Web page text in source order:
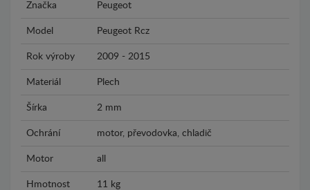
Značka Peugeot
Model Peugeot Rcz
Rok výroby 2009 - 2015
Materiál Plech
Šírka 2 mm
Ochrání motor, převodovka, chladič
Motor all
Hmotnost 11 kg